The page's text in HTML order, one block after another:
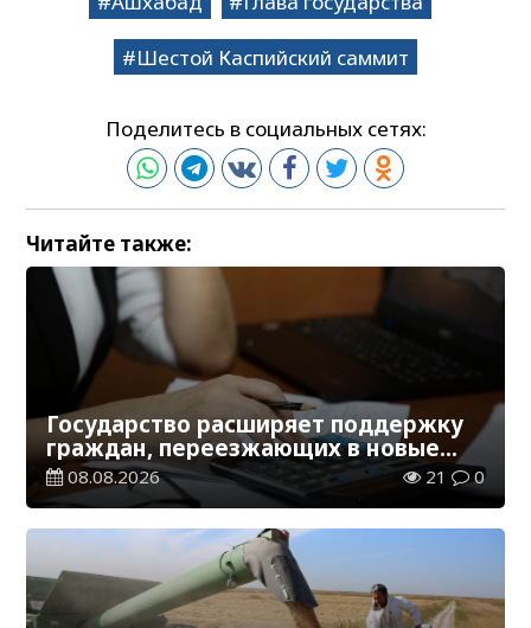
Шестой Каспийский саммит
Поделитесь в социальных сетях:
Читайте также:
Государство расширяет поддержку
граждан, переезжающих в новые
регионы для работы
08.08.2026 21 0